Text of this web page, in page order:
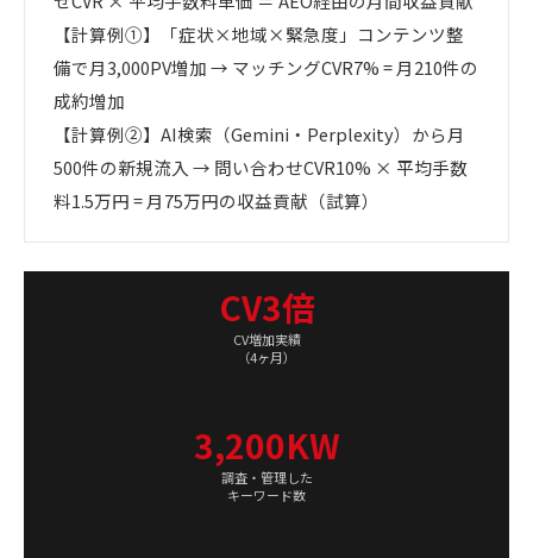
【計算例①】「症状×地域×緊急度」コンテンツ整
備で月3,000PV増加 → マッチングCVR7% = 月210件の
成約増加
【計算例②】AI検索（Gemini・Perplexity）から月
500件の新規流入 → 問い合わせCVR10% × 平均手数
料1.5万円 = 月75万円の収益貢献（試算）
CV3倍
CV増加実績
（4ヶ月）
3,200KW
調査・管理した
キーワード数